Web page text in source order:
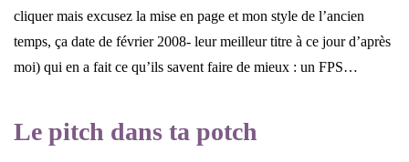
cliquer mais excusez la mise en page et mon style de l’ancien
temps, ça date de février 2008- leur meilleur titre à ce jour d’après
moi) qui en a fait ce qu’ils savent faire de mieux : un FPS…
Le pitch dans ta potch